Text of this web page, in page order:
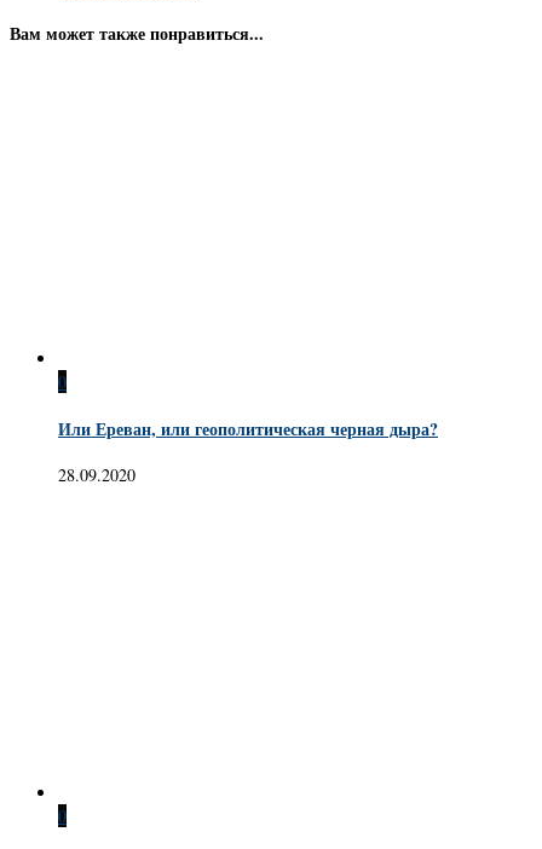
Вам может также понравиться...
0
Или Ереван, или геополитическая черная дыра?
28.09.2020
0